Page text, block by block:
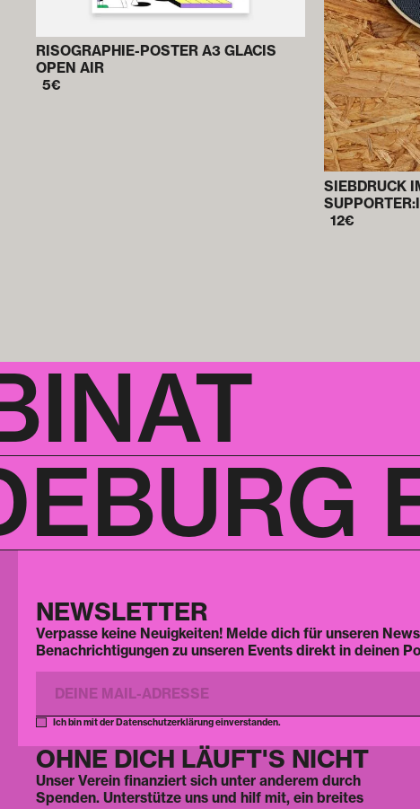
RISOGRAPHIE-POSTER A3 GLACIS
OPEN AIR
5€
SIEBDRUCK
12€
NEWSLETTER
Verpasse keine Neuigkeiten! Melde dich für unseren
Benachrichtigungen zu unseren Events direkt in deinen
Ich bin mit der Datenschutzerklärung einverstanden.
OHNE DICH LÄUFT'S NICHT
Unser Verein finanziert sich unter anderem durch
Spenden. Unterstütze uns und hilf mit, ein breites